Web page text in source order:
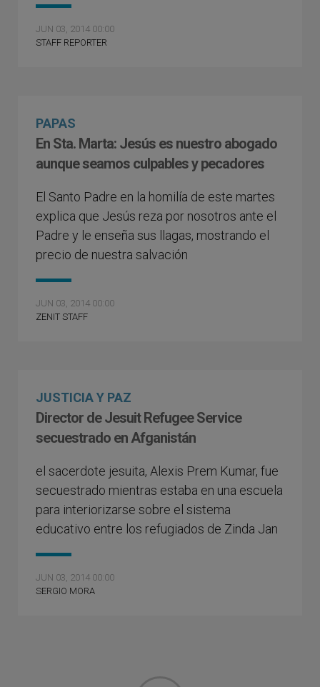
JUN 03, 2014 00:00
STAFF REPORTER
PAPAS
En Sta. Marta: Jesús es nuestro abogado
aunque seamos culpables y pecadores
El Santo Padre en la homilía de este martes
explica que Jesús reza por nosotros ante el
Padre y le enseña sus llagas, mostrando el
precio de nuestra salvación
JUN 03, 2014 00:00
ZENIT STAFF
JUSTICIA Y PAZ
Director de Jesuit Refugee Service
secuestrado en Afganistán
el sacerdote jesuita, Alexis Prem Kumar, fue
secuestrado mientras estaba en una escuela
para interiorizarse sobre el sistema
educativo entre los refugiados de Zinda Jan
JUN 03, 2014 00:00
SERGIO MORA